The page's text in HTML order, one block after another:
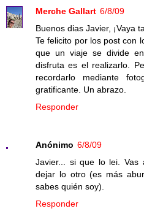
Merche Gallart 6/8/09
Buenos dias Javier, ¡Vaya
Te felicito por los post con
que un viaje se divide
disfruta es el realizarlo.
recordarlo mediante
gratificante. Un abrazo.
Responder
Anónimo 6/8/09
Javier... si que lo lei.
dejar lo otro (es más
sabes quién soy).
Responder